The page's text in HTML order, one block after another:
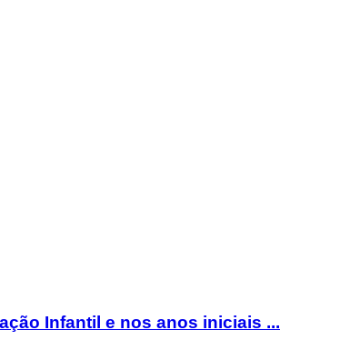
Infantil e nos anos iniciais ...